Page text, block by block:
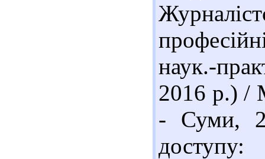
наук.-
2016 р.) /
- Суми,
доступу: